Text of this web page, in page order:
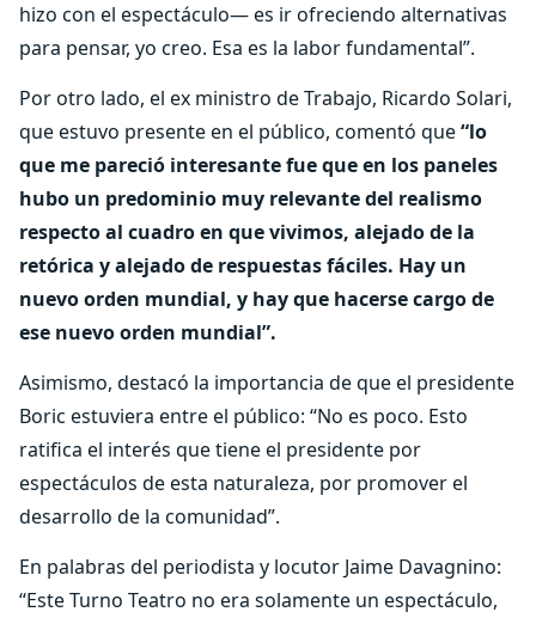
hizo con el espectáculo— es ir ofreciendo alternativas
para pensar, yo creo. Esa es la labor fundamental”.
Por otro lado, el ex ministro de Trabajo, Ricardo Solari,
que estuvo presente en el público, comentó que“lo
que me pareció interesante fue que en los paneles
hubo un predominio muy relevante del realismo
respecto al cuadro en que vivimos, alejado de la
retórica y alejado de respuestas fáciles. Hay un
nuevo orden mundial, y hay que hacerse cargo de
ese nuevo orden mundial”.
Asimismo, destacó la importancia de que el presidente
Boric estuviera entre el público: “No es poco. Esto
ratifica el interés que tiene el presidente por
espectáculos de esta naturaleza, por promover el
desarrollo de la comunidad”.
En palabras del periodista y locutor Jaime Davagnino:
“Este Turno Teatro no era solamente un espectáculo,